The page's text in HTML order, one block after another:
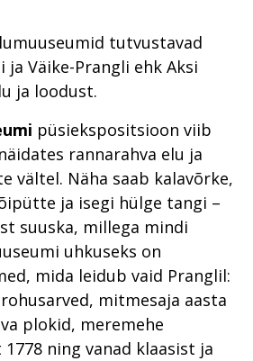
tutvustavad
ja Väike-Prangli ehk Aksi
ja loodust.
püsiekspositsioon viib
rannarahva elu ja
vältel. Näha saab kalavõrke,
ja isegi hülge tangi –
suuska, millega mindi
uhkuseks on
mida leidub vaid Pranglil:
mitmesaja aasta
plokid, meremehe
ning vanad klaasist ja